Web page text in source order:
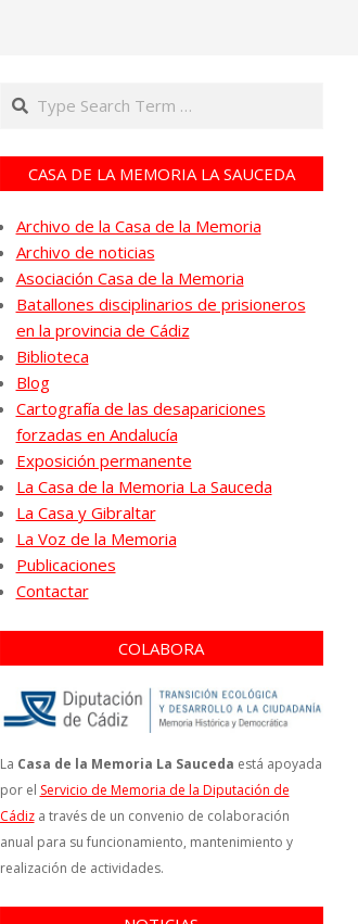
Search
CASA DE LA MEMORIA LA SAUCEDA
Archivo de la Casa de la Memoria
Archivo de noticias
Asociación Casa de la Memoria
Batallones disciplinarios de prisioneros
en la provincia de Cádiz
Biblioteca
Blog
Cartografía de las desapariciones
forzadas en Andalucía
Exposición permanente
La Casa de la Memoria La Sauceda
La Casa y Gibraltar
La Voz de la Memoria
Publicaciones
Contactar
COLABORA
La Casa de la Memoria La Sauceda está apoyada
por el Servicio de Memoria de la Diputación de
Cádiza través de un convenio de colaboración
anual para su funcionamiento, mantenimiento y
realización de actividades.